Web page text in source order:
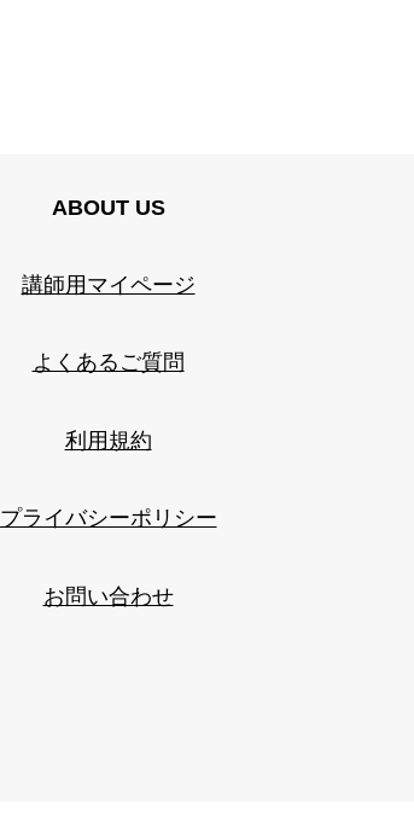
ABOUT US
講師用マイページ
よくあるご質問
利用規約
プライバシーポリシー
お問い合わせ